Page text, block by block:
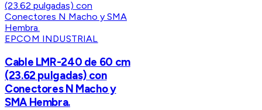
EPCOM INDUSTRIAL
Cable LMR-240 de 60 cm
(23.62 pulgadas) con
Conectores N Macho y
SMA Hembra.